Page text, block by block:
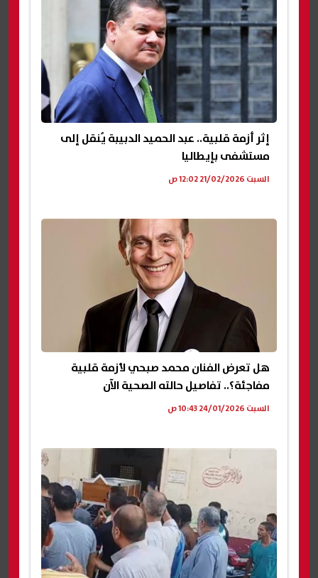
إثر أزمة قلبية.. عبد الحميد الدبيبة يُنقل إلى
مستشفى بإيطاليا
السبت 21/02/2026 12:02 ص
هل تعرض الفنان محمد صبحي لأزمة قلبية
مفاجئة؟.. تفاصيل حالته الصحية الآن
السبت 24/01/2026 10:43 ص